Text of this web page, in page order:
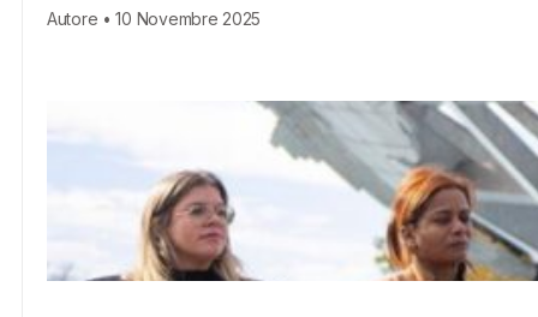
Autore • 10 Novembre 2025